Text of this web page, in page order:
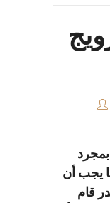
يجب أن
قام